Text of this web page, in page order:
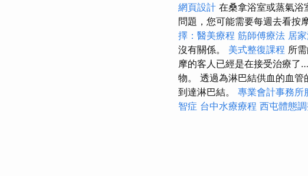
網頁設計 在桑拿浴室或蒸氣浴
問題，您可能需要每週去看按
擇：醫美療程 筋師傅療法 居
沒有關係。 美式整復課程 所
摩的客人已經是在接受治療了…
物。 透過為淋巴結供血的血
到達淋巴結。 專業會計事務所
智症 台中水療療程 西屯體態